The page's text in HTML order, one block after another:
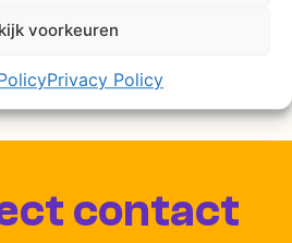
voorkeuren
Privacy Policy
contact